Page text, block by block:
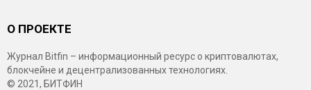
О ПРОЕКТЕ
Журнал Bitfin – информационный ресурс о криптовалютах,
блокчейне и децентрализованных технологиях.
© 2021, БИТФИН